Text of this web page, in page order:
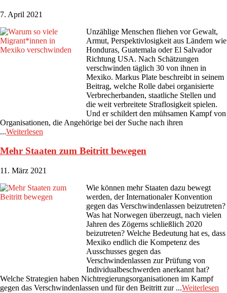
7. April 2021
Unzählige Menschen fliehen vor Gewalt,
Armut, Perspektivlosigkeit aus Ländern wie
Honduras, Guatemala oder El Salvador
Richtung USA. Nach Schätzungen
verschwinden täglich 30 von ihnen in
Mexiko. Markus Plate beschreibt in seinem
Beitrag, welche Rolle dabei organisierte
Verbrecherbanden, staatliche Stellen und
die weit verbreitete Straflosigkeit spielen.
Und er schildert den mühsamen Kampf von
Organisationen, die Angehörige bei der Suche nach ihren
...Weiterlesen
Mehr Staaten zum Beitritt bewegen
11. März 2021
Wie können mehr Staaten dazu bewegt
werden, der Internationaler Konvention
gegen das Verschwindenlassen beizutreten?
Was hat Norwegen überzeugt, nach vielen
Jahren des Zögerns schließlich 2020
beizutreten? Welche Bedeutung hat es, dass
Mexiko endlich die Kompetenz des
Ausschusses gegen das
Verschwindenlassen zur Prüfung von
Individualbeschwerden anerkannt hat?
Welche Strategien haben Nichtregierungsorganisationen im Kampf
gegen das Verschwindenlassen und für den Beitritt zur ...Weiterlesen